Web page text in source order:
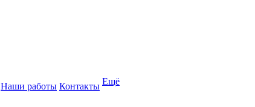
Наши работы Контакты Ещё